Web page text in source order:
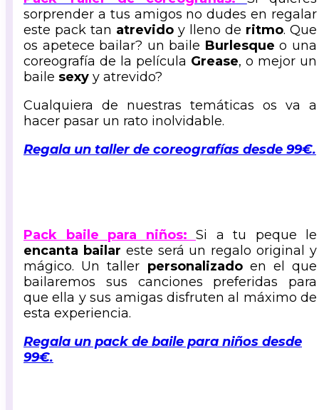
sorprender a tus amigos no dudes en regalar
este pack tan atrevido y lleno de ritmo. Que
os apetece bailar? un baile Burlesque o una
coreografía de la película Grease, o mejor un
baile sexy y atrevido?
Cualquiera de nuestras temáticas os va a
hacer pasar un rato inolvidable.
Regala un taller de coreografías desde 99€.
Pack baile para niños: Si a tu peque le
encanta bailar este será un regalo original y
mágico. Un taller personalizadoen el que
bailaremos sus canciones preferidas para
que ella y sus amigas disfruten al máximo de
esta experiencia.
Regala un pack de baile para niños desde
99€.